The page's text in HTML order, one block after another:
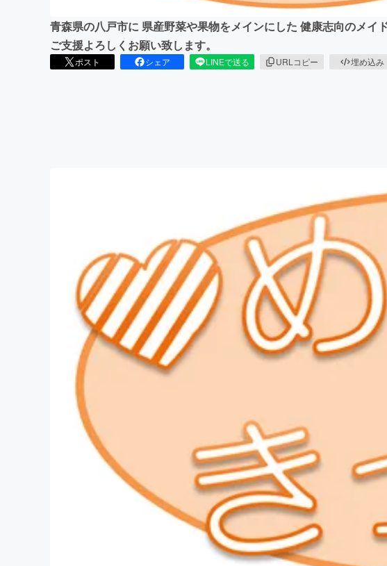
青森県の八戸市に 県産野菜や果物をメインにした 健康志向のメイ
ご支援よろしくお願い致します。
ポスト シェア LINEで送る URLコピー 埋め込み